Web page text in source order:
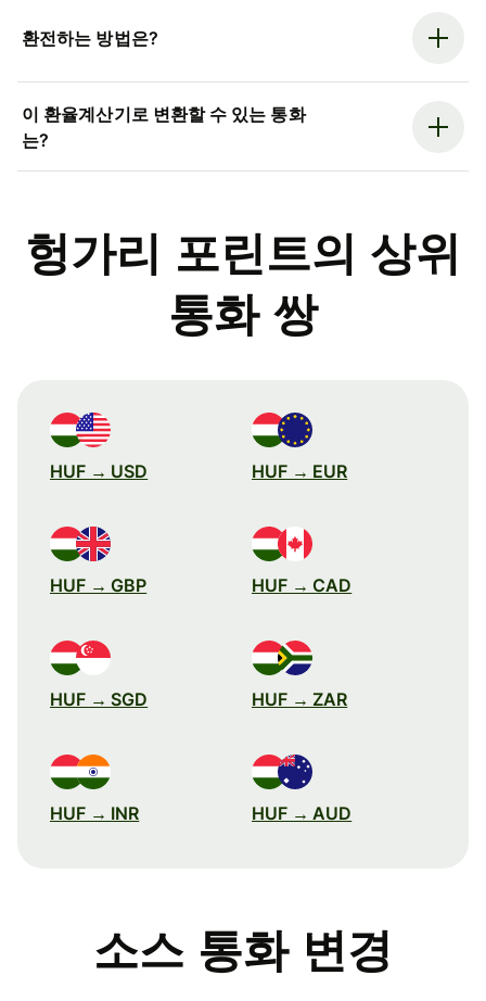
환전하는 방법은?
이 환율계산기로 변환할 수 있는 통화
는?
헝가리 포린트의 상위
통화 쌍
HUF → USD HUF → EUR
HUF → GBP HUF → CAD
HUF → SGD HUF → ZAR
HUF → INR HUF → AUD
소스 통화 변경